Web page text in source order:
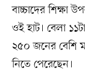
বাচ্চাদের শিক্ষা
ওই হাট। বেলা
২৫০ জনের বেশি
নিতে পেরেছেন।